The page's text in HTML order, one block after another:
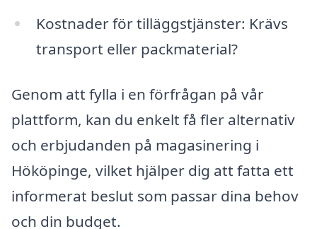
Kostnader för tilläggstjänster: Krävs
transport eller packmaterial?
Genom att fylla i en förfrågan på vår
plattform, kan du enkelt få fler alternativ
och erbjudanden på magasinering i
Hököpinge, vilket hjälper dig att fatta ett
informerat beslut som passar dina behov
och din budget.